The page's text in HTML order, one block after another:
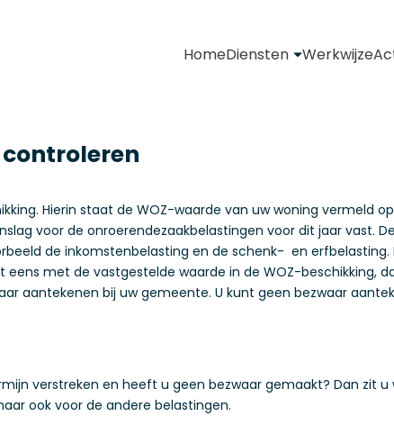
HomeDiensten Werkwijze
Hierin staat de WOZ-waarde van uw woning vermeld
voor de onroerendezaakbelastingen voor dit jaar vast.
de inkomstenbelasting en de schenk- en
met de vastgestelde waarde in de WOZ-beschikking,
aantekenen bij uw gemeente. U kunt geen bezwaar
verstreken en heeft u geen bezwaar gemaakt? Dan zit
ook voor de andere belastingen.